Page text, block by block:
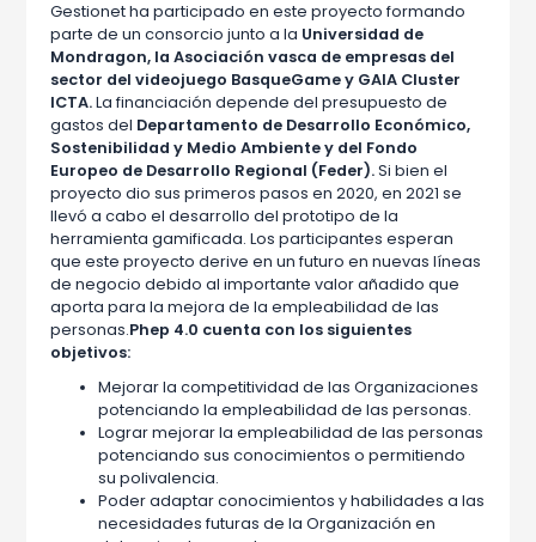
Gestionet ha participado en este proyecto formando
parte de un consorcio junto a la Universidad de
Mondragon, la Asociación vasca de empresas del
sector del videojuego BasqueGame y GAIA Cluster
ICTA.La financiación depende del presupuesto de
gastos del Departamento de Desarrollo Económico,
Sostenibilidad y Medio Ambiente y del Fondo
Europeo de Desarrollo Regional (Feder).Si bien el
proyecto dio sus primeros pasos en 2020, en 2021 se
llevó a cabo el desarrollo del prototipo de la
herramienta gamificada. Los participantes esperan
que este proyecto derive en un futuro en nuevas líneas
de negocio debido al importante valor añadido que
aporta para la mejora de la empleabilidad de las
personas.Phep 4.0 cuenta con los siguientes
objetivos:
Mejorar la competitividad de las Organizaciones
potenciando la empleabilidad de las personas.
Lograr mejorar la empleabilidad de las personas
potenciando sus conocimientos o permitiendo
su polivalencia.
Poder adaptar conocimientos y habilidades a las
necesidades futuras de la Organización en